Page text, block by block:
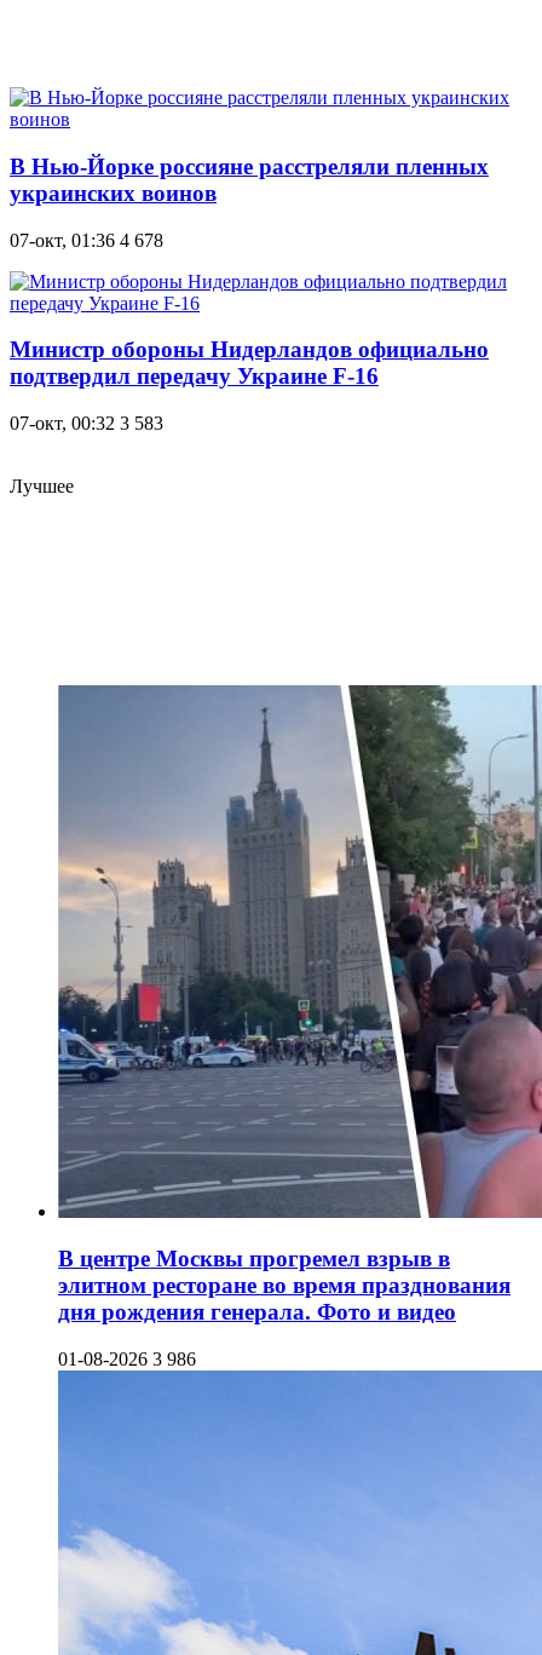
В Нью-Йорке россияне расстреляли пленных
украинских воинов
07-окт, 01:36 4 678
Министр обороны Нидерландов официально
подтвердил передачу Украине F-16
07-окт, 00:32 3 583
Лучшее
В центре Москвы прогремел взрыв в
элитном ресторане во время празднования
дня рождения генерала. Фото и видео
01-08-2026 3 986